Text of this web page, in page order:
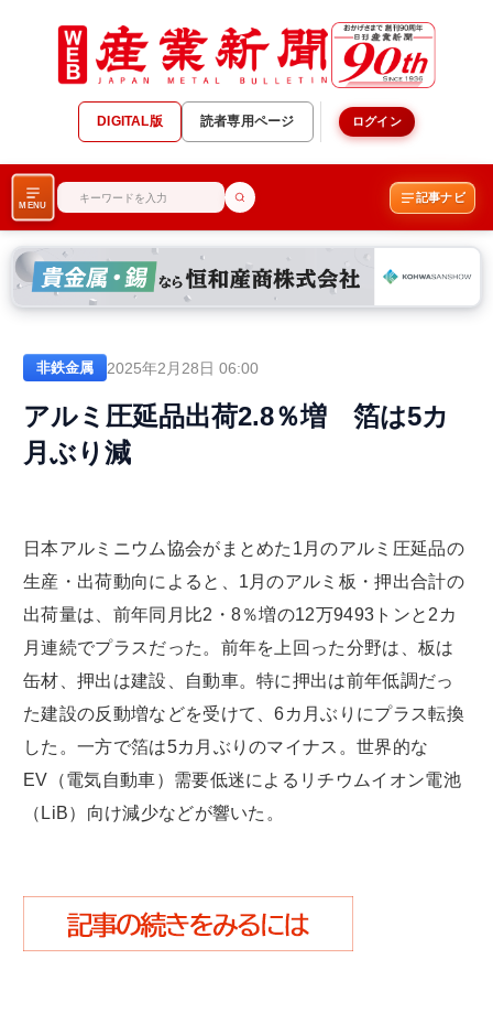
DIGITAL版 読者専用ページ ログイン
MENU
記事ナビ
非鉄金属 2025年2月28日 06:00
アルミ圧延品出荷2.8％増 箔は5カ
月ぶり減
日本アルミニウム協会がまとめた1月のアルミ圧延品の
生産・出荷動向によると、1月のアルミ板・押出合計の
出荷量は、前年同月比2・8％増の12万9493トンと2カ
月連続でプラスだった。前年を上回った分野は、板は
缶材、押出は建設、自動車。特に押出は前年低調だっ
た建設の反動増などを受けて、6カ月ぶりにプラス転換
した。一方で箔は5カ月ぶりのマイナス。世界的な
EV（電気自動車）需要低迷によるリチウムイオン電池
（LiB）向け減少などが響いた。